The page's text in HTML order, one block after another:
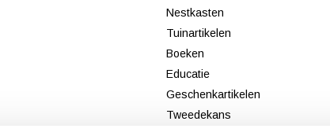
Nestkasten
Tuinartikelen
Boeken
Educatie
Geschenkartikelen
Tweedekans